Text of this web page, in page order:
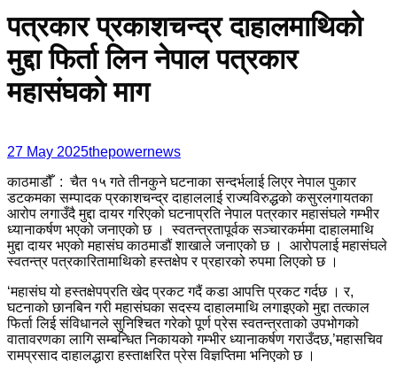
पत्रकार प्रकाशचन्द्र दाहालमाथिको
मुद्दा फिर्ता लिन नेपाल पत्रकार
महासंघको माग
27 May 2025thepowernews
काठमाडौँ : चैत १५ गते तीनकुने घटनाका सन्दर्भलाई लिएर नेपाल पुकार
डटकमका सम्पादक प्रकाशचन्द्र दाहाललाई राज्यविरुद्धको कसुरलगायतका
आरोप लगाउँदै मुद्दा दायर गरिएको घटनाप्रति नेपाल पत्रकार महासंघले गम्भीर
ध्यानाकर्षण भएको जनाएकाे छ । स्वतन्त्रतापूर्वक सञ्चारकर्ममा दाहालमाथि
मुद्दा दायर भएको महासंघ काठमाडौं शाखाले जनाएको छ । आरोपलाई महासंघले
स्वतन्त्र पत्रकारितामाथिको हस्तक्षेप र प्रहारको रुपमा लिएको छ ।
‘महासंघ यो हस्तक्षेपप्रति खेद प्रकट गदैं कडा आपत्ति प्रकट गर्दछ । र,
घटनाको छानबिन गरी महासंघका सदस्य दाहालमाथि लगाइएको मुद्दा तत्काल
फिर्ता लिई संविधानले सुनिश्चित गरेको पूर्ण प्रेस स्वतन्त्रताको उपभोगको
वातावरणका लागि सम्बन्धित निकायको गम्भीर ध्यानाकर्षण गराउँदछ,’महासचिव
रामप्रसाद दाहालद्धारा हस्ताक्षरित प्रेस विज्ञप्तिमा भनिएको छ ।